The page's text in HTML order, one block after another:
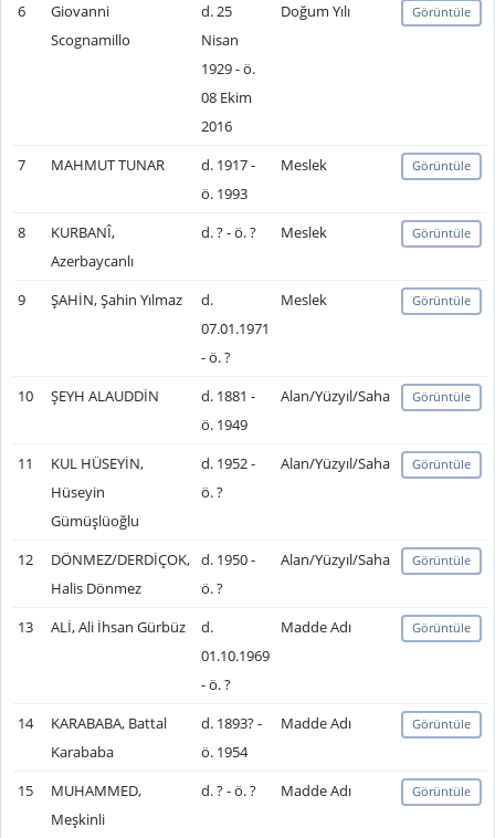
6
Giovanni
Scognamillo
d. 25
Nisan
1929 - ö.
08 Ekim
2016
Doğum Yılı Görüntüle
7 MAHMUT TUNAR
d. 1917 -
ö. 1993
Meslek Görüntüle
8
KURBANÎ,
Azerbaycanlı
d. ? - ö. ? Meslek Görüntüle
9 ŞAHİN, Şahin Yılmaz
d.
07.01.1971
- ö. ?
Meslek Görüntüle
10 ŞEYH ALAUDDİN
d. 1881 -
ö. 1949
Alan/Yüzyıl/Saha Görüntüle
11
KUL HÜSEYİN,
Hüseyin
Gümüşlüoğlu
d. 1952 -
ö. ?
Alan/Yüzyıl/Saha Görüntüle
12
DÖNMEZ/DERDİÇOK,
Halis Dönmez
d. 1950 -
ö. ?
Alan/Yüzyıl/Saha Görüntüle
13 ALİ, Ali İhsan Gürbüz
d.
01.10.1969
- ö. ?
Madde Adı Görüntüle
14
KARABABA, Battal
Karababa
d. 1893? -
ö. 1954
Madde Adı Görüntüle
15
MUHAMMED,
Meşkinli
d. ? - ö. ? Madde Adı Görüntüle